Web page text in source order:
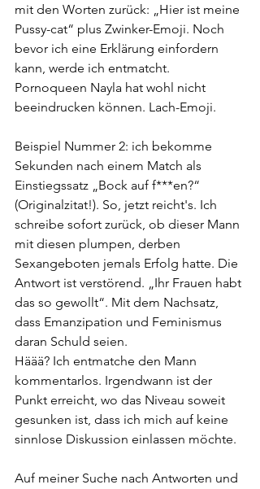
mit den Worten zurück: „Hier ist meine
Pussy-cat“ plus Zwinker-Emoji. Noch
bevor ich eine Erklärung einfordern
kann, werde ich entmatcht.
Pornoqueen Nayla hat wohl nicht
beeindrucken können. Lach-Emoji.
Beispiel Nummer 2: ich bekomme
Sekunden nach einem Match als
Einstiegssatz „Bock auf f***en?“
(Originalzitat!). So, jetzt reicht's. Ich
schreibe sofort zurück, ob dieser Mann
mit diesen plumpen, derben
Sexangeboten jemals Erfolg hatte. Die
Antwort ist verstörend. „Ihr Frauen habt
das so gewollt“. Mit dem Nachsatz,
dass Emanzipation und Feminismus
daran Schuld seien.
Häää? Ich entmatche den Mann
kommentarlos. Irgendwann ist der
Punkt erreicht, wo das Niveau soweit
gesunken ist, dass ich mich auf keine
sinnlose Diskussion einlassen möchte.
Auf meiner Suche nach Antworten und